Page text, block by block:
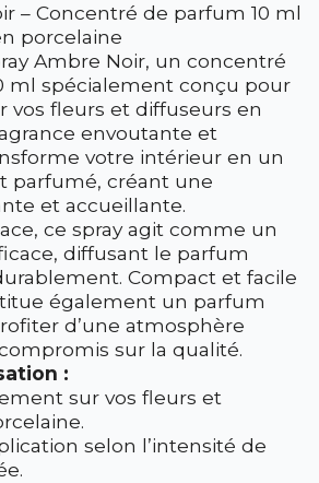
– Concentré de parfum 10 ml
porcelaine
Ambre Noir, un concentré
ml spécialement conçu pour
vos fleurs et diffuseurs en
envoutante et
votre intérieur en un
parfumé, créant une
et accueillante.
ce spray agit comme un
diffusant le parfum
Compact et facile
également un parfum
d’une atmosphère
sur la qualité.
:
sur vos fleurs et
selon l’intensité de